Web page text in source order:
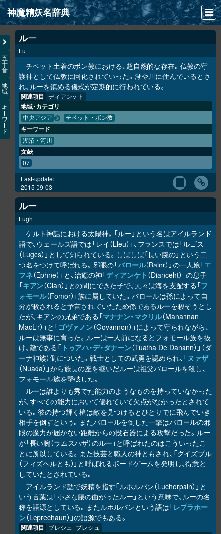
神魔精妖名辞典
NEWS
INFO
文献
検索
凖項目
画像資料便覧
LINK
五
十
音
地
域
キ
ワ
ド
ルー
Lu
チベット土着のボン教における、超自然的な存在。仏教の守
護神として仏教に同化されていった。湖や川に住んでいるとさ
れ、ルーを鎮める儀式が定期的に行われている。
関連項目 ディアンケト
地域・カテゴリ
中央アジア チベット・ボン教
キーワード
湖沼・河川
文献
07
Last-update:
2015-09-03
ルー
Lugh
ケルト神話における太陽神。「ルー」という名はアイルランド
語で、ウェールズ語では「レイ（Lleu）」、フランスでは「ルゴス
（Lugos）」として知られている。しばしば「長い腕の」という二
つ名をつけて呼ばれる。邪眼の「バロール（Balor）」の一人娘「エ
フネ（Ephne）」と、治癒の神「ディアンケト （Dianceht）」の息子
「キアン（Cian）」との間にできた子で、元々は海を支配する「フ
ォモール（Fomor）」族に属していた。バロールは孫によって自
分が殺されると予言されていたため孫であるルーを殺そうとし
たが、キアンの兄弟である「マナナン・マクリル（Manannan
MacLir）」と「ゴヴァノン（Govannon）」によって守られながら、
ルーは無事に育った。ルーは一人前になるとフォモール族を抜
け、敵である「 トゥアハ・デ・ダナーン（Tuatha De Danann）」（ダ
ーナ神族）側についた。戦士としての武勇を認められ、「ヌァザ
（Nuada）」から族長の座を継いだルーは祖父バロールを殺し、
フォモール族を撃破した。
ルーは誰よりも秀でた能力のようなものを持っていなかった
が、すべての能力において優れていて欠点がなかったとされて
いる。彼の持つ輝く槍は敵を見つけるとひとりでに飛んでいき
相手を倒すという。またバロールを倒した一撃はバロールの邪
眼の魔力が届かない距離からの投石器による攻撃だった。ルー
が「長い腕（ラムズハザ）のルー」と呼ばれたのはこういったこ
とに所以している。また技芸と職人の神ともされ、「グイズブル
（フィズヘルとも）」と呼ばれるボードゲームを発明し、得意と
していたとされている。
アイルランド語で妖精を指す「ルホルパン（Luchorpain）」と
いう言葉は「小さな腰の曲がったルー」という意味で、ルーの名
称を語源としている。またルホルパンという語は「レプラホー
ン（Leprechaun）」の語源でもある。
関連項目 ブレシュ ブレシュ